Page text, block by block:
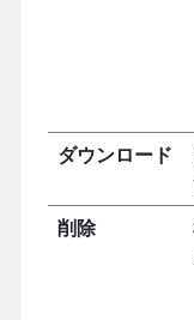
ダウンロード
削除